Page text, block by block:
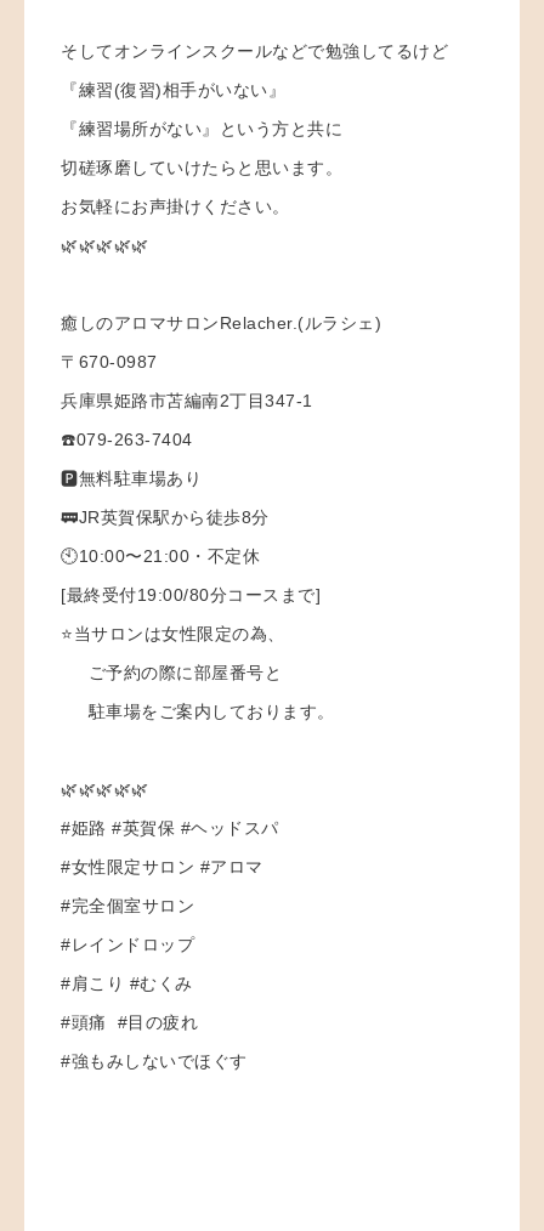
そしてオンラインスクールなどで勉強してるけど
『練習(復習)相手がいない』
『練習場所がない』という方と共に
切磋琢磨していけたらと思います。
お気軽にお声掛けください。
🌿🌿🌿🌿🌿
癒しのアロマサロンRelacher.(ルラシェ)
〒670-0987
兵庫県姫路市苫編南2丁目347-1
☎️079-263-7404
🅿️無料駐車場あり
🚃JR英賀保駅から徒歩8分
🕙10:00〜21:00・不定休
[最終受付19:00/80分コースまで]
⭐️当サロンは女性限定の為、
ご予約の際に部屋番号と
駐車場をご案内しております。
🌿🌿🌿🌿🌿
#姫路 #英賀保 #ヘッドスパ
#女性限定サロン #アロマ
#完全個室サロン
#レインドロップ
#肩こり #むくみ
#頭痛 #目の疲れ
#強もみしないでほぐす